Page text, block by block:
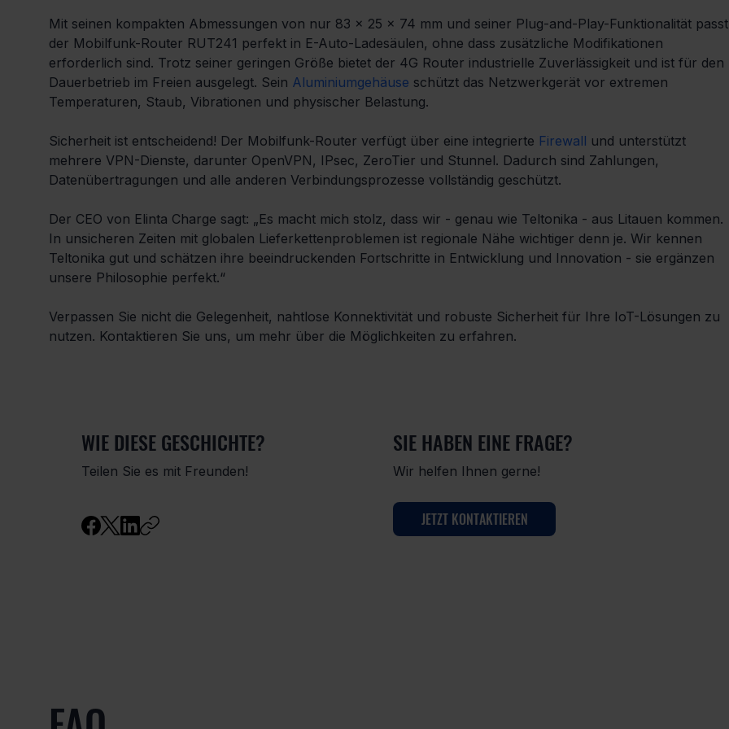
Mit seinen kompakten Abmessungen von nur 83 x 25 x 74 mm und seiner Plug-and-Play-Funktionalität
der Mobilfunk-Router RUT241 perfekt in E-Auto-Ladesäulen, ohne dass zusätzliche Modifikationen
erforderlich sind. Trotz seiner geringen Größe bietet der 4G Router industrielle Zuverlässigkeit und ist für den
Dauerbetrieb im Freien ausgelegt. Sein Aluminiumgehäuse schützt das Netzwerkgerät vor extremen
Temperaturen, Staub, Vibrationen und physischer Belastung.
Sicherheit ist entscheidend! Der Mobilfunk-Router verfügt über eine integrierte Firewall und unterstützt
mehrere VPN-Dienste, darunter OpenVPN, IPsec, ZeroTier und Stunnel. Dadurch sind Zahlungen,
Datenübertragungen und alle anderen Verbindungsprozesse vollständig geschützt.
Der CEO von Elinta Charge sagt: „Es macht mich stolz, dass wir - genau wie Teltonika - aus Litauen kommen.
In unsicheren Zeiten mit globalen Lieferkettenproblemen ist regionale Nähe wichtiger denn je. Wir kennen
Teltonika gut und schätzen ihre beeindruckenden Fortschritte in Entwicklung und Innovation - sie ergänzen
unsere Philosophie perfekt.“
Verpassen Sie nicht die Gelegenheit, nahtlose Konnektivität und robuste Sicherheit für Ihre IoT-Lösungen zu
nutzen. Kontaktieren Sie uns, um mehr über die Möglichkeiten zu erfahren.
WIE DIESE GESCHICHTE?
Teilen Sie es mit Freunden!
SIE HABEN EINE FRAGE?
Wir helfen Ihnen gerne!
JETZT KONTAKTIEREN